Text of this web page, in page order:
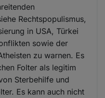
Rechtspopulismus,
in USA, Türkei
sowie der
zu warnen. Es
Folter als legitim
Sterbehilfe und
Es kann auch nicht